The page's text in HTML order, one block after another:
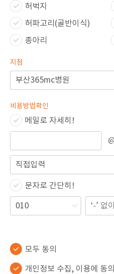
허벅지
허파고리(골반이식)
종아리
지점
비용방법확인
메일로 자세히!
@
문자로 간단히!
모두 동의
개인정보 수집, 이용에 동